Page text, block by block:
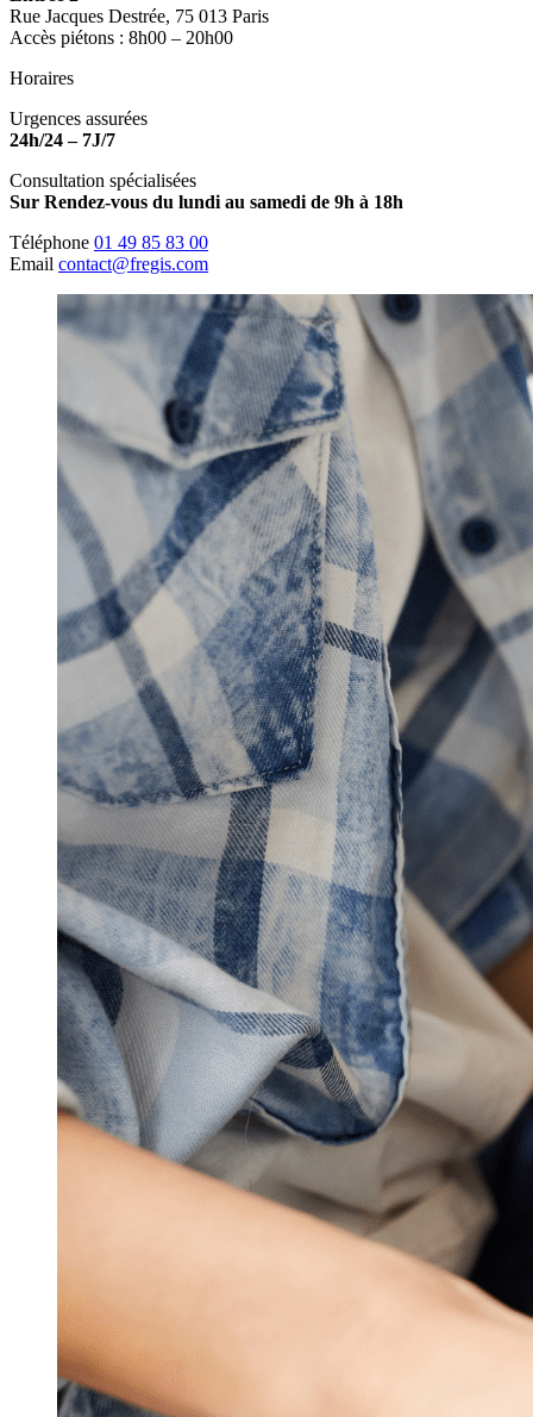
Rue Jacques Destrée, 75 013 Paris
Accès piétons : 8h00 – 20h00
Horaires
Urgences assurées
24h/24 – 7J/7
Consultation spécialisées
Sur Rendez-vous du lundi au samedi de 9h à 18h
Téléphone 01 49 85 83 00
Email contact@fregis.com